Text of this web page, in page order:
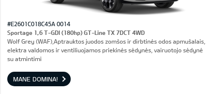
#E2601C018C45A 0014
Sportage 1,6 T-GDI (180hp) GT-Line TX 7DCT 4WD
Wolf Grey (WAF),Aptrauktos juodos zomšos ir dirbtinės odos apmušalais,
elektra valdomos ir ventiliuojamos priekinės sėdynės, vairuotojo sėdynė
su atmintimi
MANE DOMINA!